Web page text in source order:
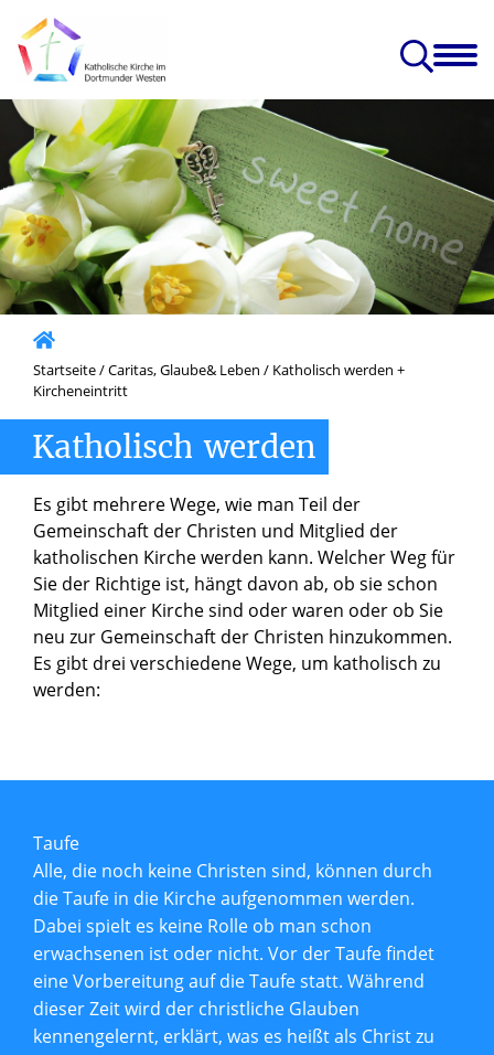
Caritas, Glaube
& Leben
& Angebote& Einrichtungen& Zukunft
Startseite/Caritas, Glaube& Leben / Katholisch werden +
Kircheneintritt
Katholisch werden
Es gibt mehrere Wege, wie man Teil der
Gemeinschaft der Christen und Mitglied der
katholischen Kirche werden kann. Welcher Weg für
Sie der Richtige ist, hängt davon ab, ob sie schon
Mitglied einer Kirche sind oder waren oder ob Sie
neu zur Gemeinschaft der Christen hinzukommen.
Es gibt drei verschiedene Wege, um katholisch zu
werden:
Taufe
Alle, die noch keine Christen sind, können durch
die Taufe in die Kirche aufgenommen werden.
Dabei spielt es keine Rolle ob man schon
erwachsenen ist oder nicht. Vor der Taufe findet
eine Vorbereitung auf die Taufe statt. Während
dieser Zeit wird der christliche Glauben
kennengelernt, erklärt, was es heißt als Christ zu